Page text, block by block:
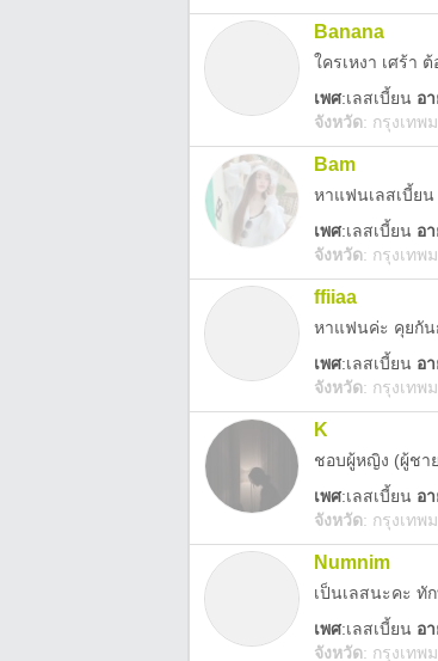
Banana
ใครเหงา เศร้า
เพศ:เลสเบี้ยน อ
จังหวัด: กรุงเทพ
Bam
หาแฟนเลสเบี้ย
เพศ:เลสเบี้ยน อ
จังหวัด: กรุงเทพ
ffiiaa
หาแฟนค่ะ คุยกัน
เพศ:เลสเบี้ยน อ
จังหวัด: กรุงเทพ
K
ชอบผู้หญิง (ผู้ชา
เพศ:เลสเบี้ยน อ
จังหวัด: กรุงเทพ
Numnim
เป็นเลสนะคะ ทั
เพศ:เลสเบี้ยน อ
จังหวัด: กรุงเทพ